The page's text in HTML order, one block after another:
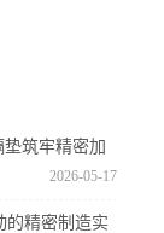
筑牢精密加
2026-05-17
的精密制造实